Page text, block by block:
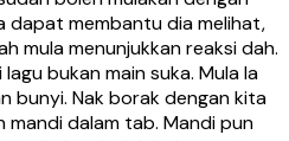
dapat membantu dia melihat,
mula menunjukkan reaksi dah.
bukan main suka. Mula la
bunyi. Nak borak dengan kita
mandi dalam tab. Mandi pun